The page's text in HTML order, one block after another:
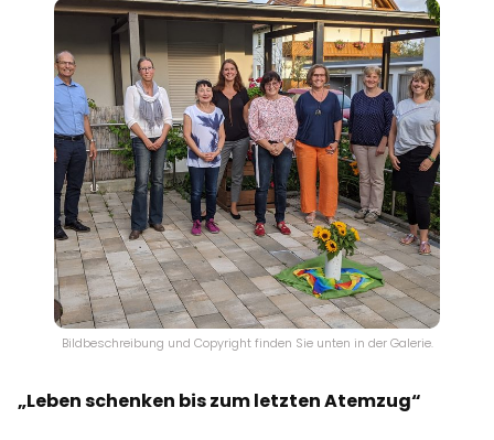
Bildbeschreibung und Copyright finden Sie unten in der Galerie.
„Leben schenken bis zum letzten Atemzug“